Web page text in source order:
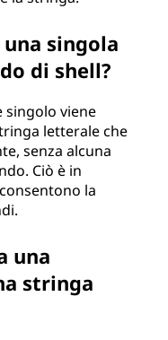
singola
di shell?
singolo viene
letterale che
senza alcuna
Ciò è in
la
una
stringa